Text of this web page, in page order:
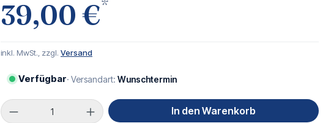
39,00 €*
inkl. MwSt., zzgl. Versand
Verfügbar· Versandart: Wunschtermin
Produkt Anzahl: Gib den gewünschten Wert ein
In den Warenkorb